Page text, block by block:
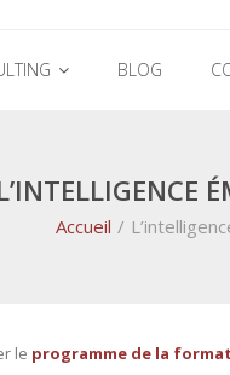
BLOG
Accueil /
le programme de la